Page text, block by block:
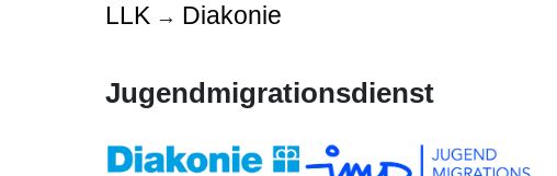
LLK→ Diakonie
Jugendmigrationsdienst